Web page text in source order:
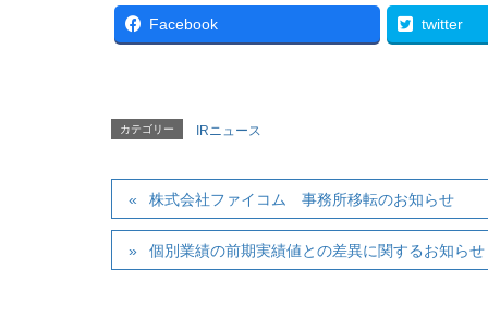
Facebook twitter
カテゴリー IRニュース
株式会社ファイコム 事務所移転のお知らせ
個別業績の前期実績値との差異に関するお知らせ